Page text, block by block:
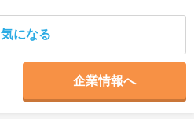
気になる
企業情報へ